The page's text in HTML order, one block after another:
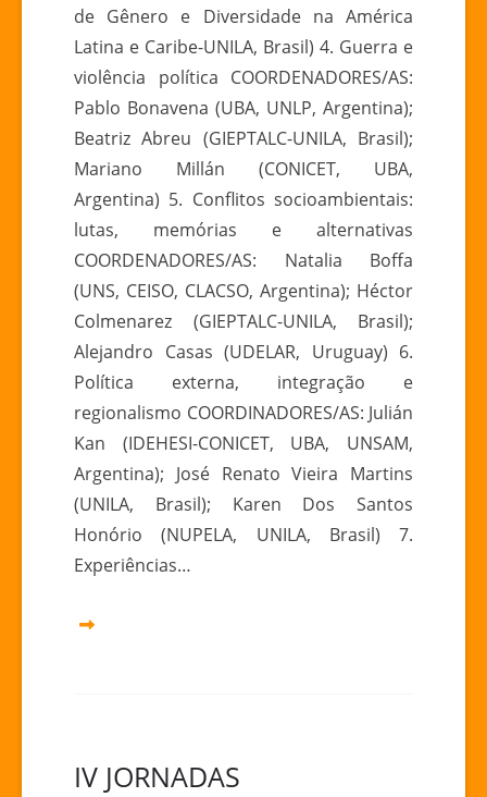
de Gênero e Diversidade na América
Latina e Caribe-UNILA, Brasil) 4. Guerra e
violência política COORDENADORES/AS:
Pablo Bonavena (UBA, UNLP, Argentina);
Beatriz Abreu (GIEPTALC-UNILA, Brasil);
Mariano Millán (CONICET, UBA,
Argentina) 5. Conflitos socioambientais:
lutas, memórias e alternativas
COORDENADORES/AS: Natalia Boffa
(UNS, CEISO, CLACSO, Argentina); Héctor
Colmenarez (GIEPTALC-UNILA, Brasil);
Alejandro Casas (UDELAR, Uruguay) 6.
Política externa, integração e
regionalismo COORDINADORES/AS: Julián
Kan (IDEHESI-CONICET, UBA, UNSAM,
Argentina); José Renato Vieira Martins
(UNILA, Brasil); Karen Dos Santos
Honório (NUPELA, UNILA, Brasil) 7.
Experiências…
IV JORNADAS